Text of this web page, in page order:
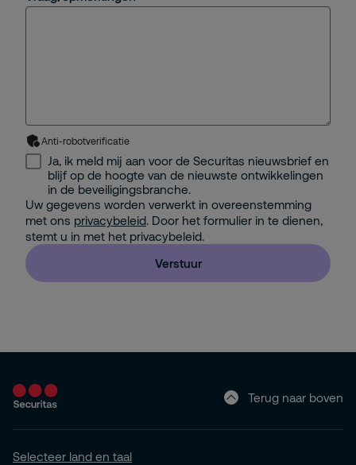
Anti-robotverificatie
Ja, ik meld mij aan voor de Securitas nieuwsbrief en
blijf op de hoogte van de nieuwste ontwikkelingen
in de beveiligingsbranche.
Uw gegevens worden verwerkt in overeenstemming
met ons privacybeleid. Door het formulier in te dienen,
stemt u in met het privacybeleid.
Verstuur
Terug naar boven
Selecteer land en taal